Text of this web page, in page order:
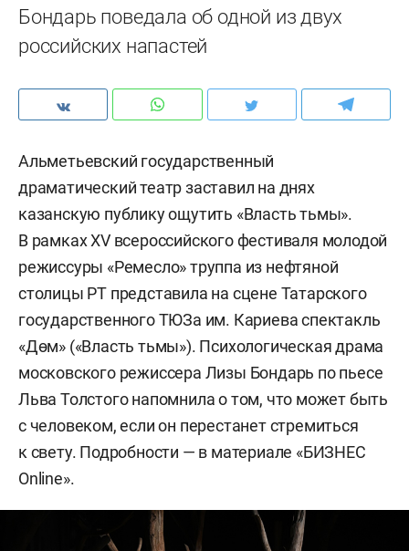
Бондарь поведала об одной из двух
российских напастей
Альметьевский государственный
драматический театр заставил на днях
казанскую публику ощутить «Власть тьмы».
В рамках XV всероссийского фестиваля молодой
режиссуры «Ремесло» труппа из нефтяной
столицы РТ представила на сцене Татарского
государственного ТЮЗа им. Кариева спектакль
«Дөм» («Власть тьмы»). Психологическая драма
московского режиссера Лизы Бондарь по пьесе
Льва Толстого напомнила о том, что может быть
с человеком, если он перестанет стремиться
к свету. Подробности — в материале «БИЗНЕС
Оnline».